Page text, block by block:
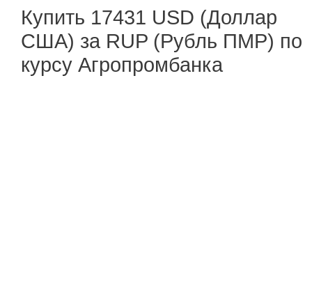
Купить 17431 USD (Доллар
США) за RUP (Рубль ПМР) по
курсу Агропромбанка